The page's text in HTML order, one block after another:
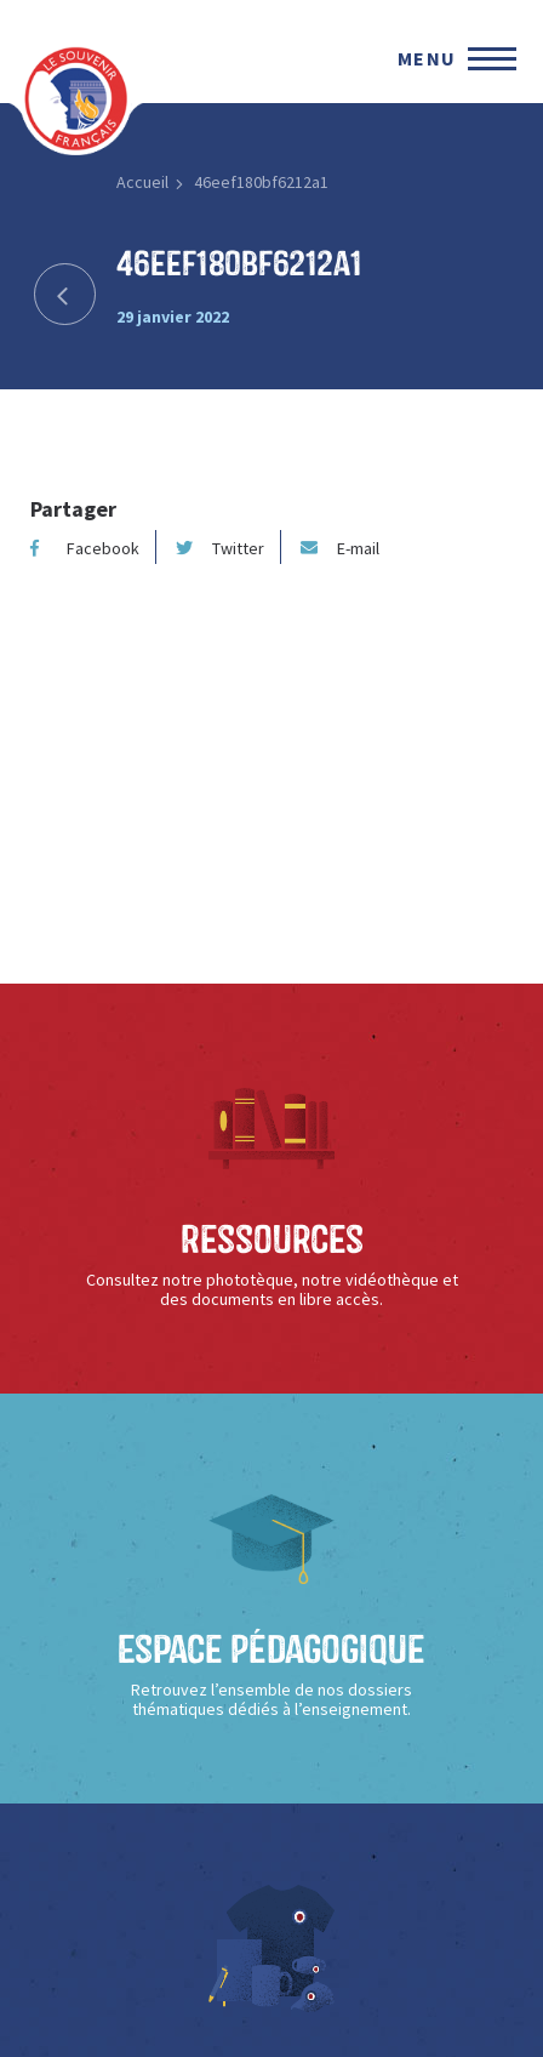
MENU
Accueil 46eef180bf6212a1
46eef180bf6212a1
29 janvier 2022
Partager
Facebook Twitter E-mail
Ressources
Consultez notre phototèque, notre vidéothèque et
des documents en libre accès.
Espace Pédagogique
Retrouvez l’ensemble de nos dossiers
thématiques dédiés à l’enseignement.